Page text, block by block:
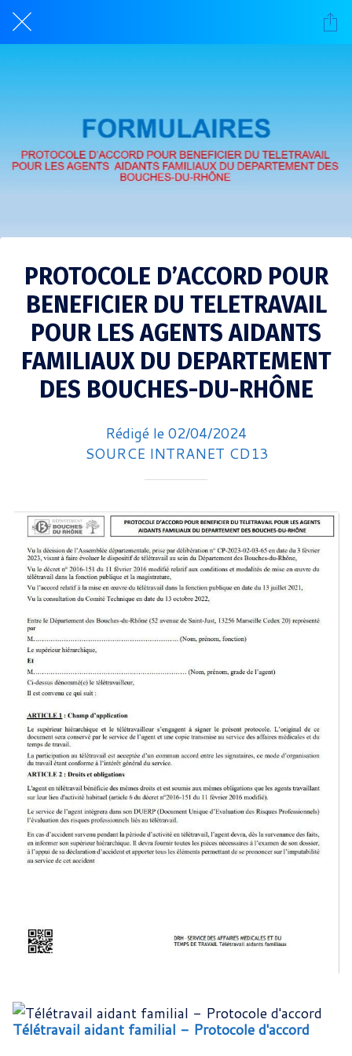
PROTOCOLE D’ACCORD POUR
BENEFICIER DU TELETRAVAIL
POUR LES AGENTS AIDANTS
FAMILIAUX DU DEPARTEMENT
DES BOUCHES-DU-RHÔNE
Rédigé le 02/04/2024
SOURCE INTRANET CD13
Télétravail aidant familial - Protocole d'accord